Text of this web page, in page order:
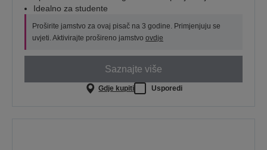
Idealno za studente
Proširite jamstvo za ovaj pisač na 3 godine. Primjenjuju se
uvjeti. Aktivirajte prošireno jamstvo ovdje
Saznajte više
Gdje kupiti Usporedi